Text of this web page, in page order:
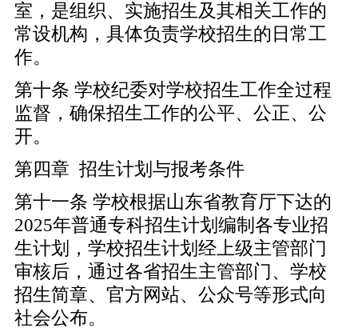
室，是组织、实施招生及其相关工作的
常设机构，具体负责学校招生的日常工
作。
第十条 学校纪委对学校招生工作全过程
监督，确保招生工作的公平、公正、公
开。
第四章 招生计划与报考条件
第十一条 学校根据山东省教育厅下达的
2025年普通专科招生计划编制各专业招
生计划，学校招生计划经上级主管部门
审核后，通过各省招生主管部门、学校
招生简章、官方网站、公众号等形式向
社会公布。